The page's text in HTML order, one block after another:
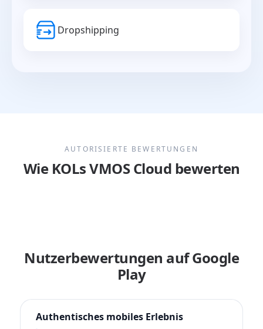
Dropshipping
AUTORISIERTE BEWERTUNGEN
Wie KOLs VMOS Cloud bewerten
Nutzerbewertungen auf Google
Play
Authentisches mobiles Erlebnis